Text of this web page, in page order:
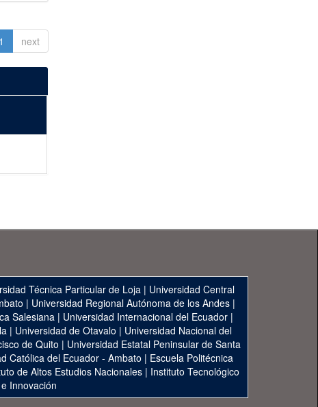
1 next
Técnica Particular de Loja | Universidad Central
| Universidad Regional Autónoma de los Andes|
Salesiana| Universidad Internacional del Ecuador|
| Universidad de Otavalo | Universidad Nacional del
de Quito | Universidad Estatal Peninsular de Santa
Católica del Ecuador - Ambato | Escuela Politécnica
de Altos Estudios Nacionales | Instituto Tecnológico
Innovación